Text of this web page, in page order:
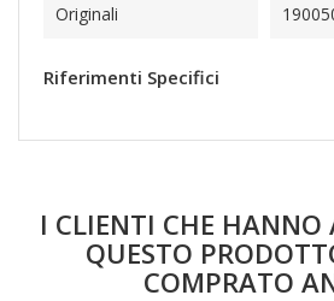
Originali
Riferimenti Specifici
I CLIENTI CHE HANNO
QUESTO
COMPRATO